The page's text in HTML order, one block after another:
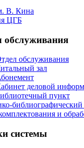
В. Кина
ЦГБ
обслуживания
обслуживания
зал
деловой
пункт
библиографический
и
системы